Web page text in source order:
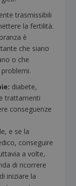
trasmissibili
la fertilità.
è
che siano
o che
diabete,
trattamenti
conseguenze
e se la
conseguire
a volte,
di ricorrere
iniziare la